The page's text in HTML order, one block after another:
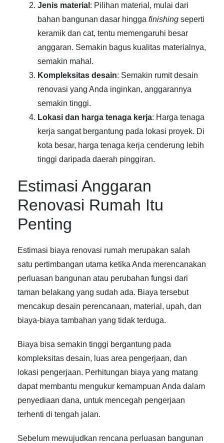
Jenis material : Pilihan material, mulai dari
bahan bangunan dasar hingga finishing seperti
keramik dan cat, tentu memengaruhi besar
anggaran. Semakin bagus kualitas materialnya,
semakin mahal.
Kompleksitas desain: Semakin rumit desain
renovasi yang Anda inginkan, anggarannya
semakin tinggi.
Lokasi dan harga tenaga kerja: Harga tenaga
kerja sangat bergantung pada lokasi proyek. Di
kota besar, harga tenaga kerja cenderung lebih
tinggi daripada daerah pinggiran.
Estimasi Anggaran
Renovasi Rumah Itu
Penting
Estimasi biaya renovasi rumah merupakan salah
satu pertimbangan utama ketika Anda merencanakan
perluasan bangunan atau perubahan fungsi dari
taman belakang yang sudah ada. Biaya tersebut
mencakup desain perencanaan, material, upah, dan
biaya-biaya tambahan yang tidak terduga.
Biaya bisa semakin tinggi bergantung pada
kompleksitas desain, luas area pengerjaan, dan
lokasi pengerjaan. Perhitungan biaya yang matang
dapat membantu mengukur kemampuan Anda dalam
penyediaan dana, untuk mencegah pengerjaan
terhenti di tengah jalan.
Sebelum mewujudkan rencana perluasan bangunan